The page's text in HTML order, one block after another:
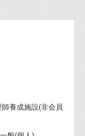
師養成施設(非会員